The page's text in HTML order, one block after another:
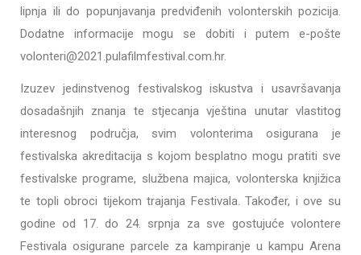
lipnja ili do popunjavanja predviđenih volonterskih pozicija.
Dodatne informacije mogu se dobiti i putem e-pošte
volonteri@2021.pulafilmfestival.com.hr.
Izuzev jedinstvenog festivalskog iskustva i usavršavanja
dosadašnjih znanja te stjecanja vještina unutar vlastitog
interesnog područja, svim volonterima osigurana je
festivalska akreditacija s kojom besplatno mogu pratiti sve
festivalske programe, službena majica, volonterska knjižica
te topli obroci tijekom trajanja Festivala. Također, i ove su
godine od 17. do 24. srpnja za sve gostujuće volontere
Festivala osigurane parcele za kampiranje u kampu Arena